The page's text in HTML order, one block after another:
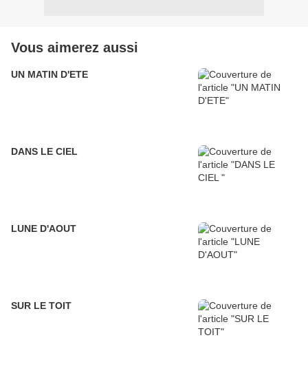
Vous aimerez aussi
UN MATIN D'ETE
DANS LE CIEL
LUNE D'AOUT
SUR LE TOIT